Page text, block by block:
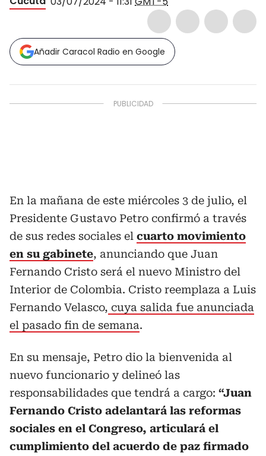
Añadir Caracol Radio en Google
En la mañana de este miércoles 3 de julio, el
Presidente Gustavo Petro confirmó a través
de sus redes sociales el cuarto movimiento
en su gabinete, anunciando que Juan
Fernando Cristo será el nuevo Ministro del
Interior de Colombia. Cristo reemplaza a Luis
Fernando Velasco, cuya salida fue anunciada
el pasado fin de semana.
En su mensaje, Petro dio la bienvenida al
nuevo funcionario y delineó las
responsabilidades que tendrá a cargo: “Juan
Fernando Cristo adelantará las reformas
sociales en el Congreso, articulará el
cumplimiento del acuerdo de paz firmado